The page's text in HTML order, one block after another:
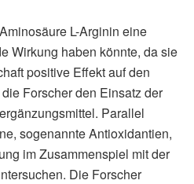
L-Arginin eine
Wirkung haben könnte, da sie
positive Effekt auf den
Forscher den Einsatz der
Parallel
sogenannte Antioxidantien,
im Zusammenspiel mit der
Die Forscher